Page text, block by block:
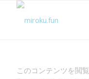
このコンテンツを閲